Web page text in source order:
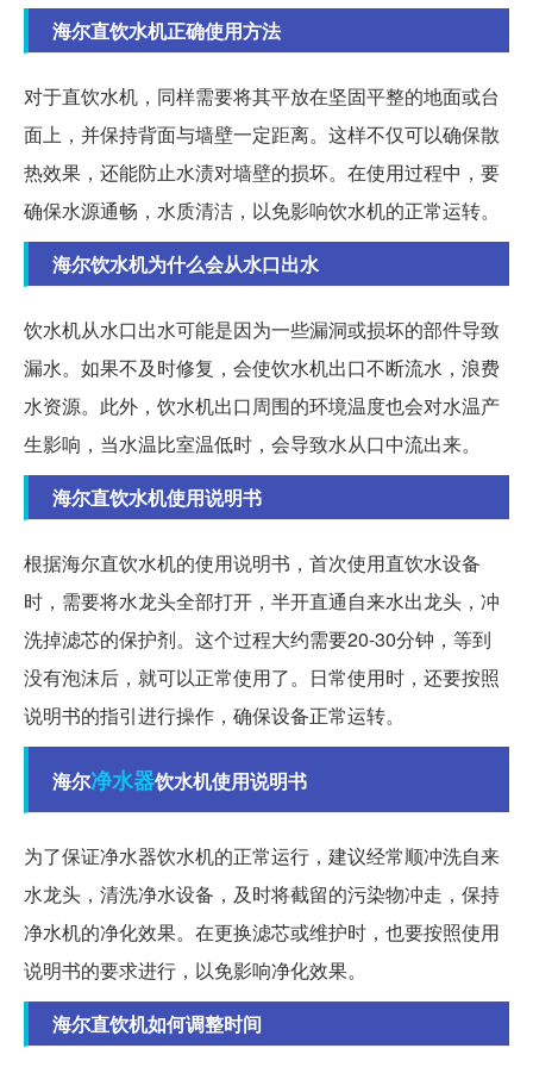
海尔直饮水机正确使用方法
对于直饮水机，同样需要将其平放在坚固平整的地面或台
面上，并保持背面与墙壁一定距离。这样不仅可以确保散
热效果，还能防止水渍对墙壁的损坏。在使用过程中，要
确保水源通畅，水质清洁，以免影响饮水机的正常运转。
海尔饮水机为什么会从水口出水
饮水机从水口出水可能是因为一些漏洞或损坏的部件导致
漏水。如果不及时修复，会使饮水机出口不断流水，浪费
水资源。此外，饮水机出口周围的环境温度也会对水温产
生影响，当水温比室温低时，会导致水从口中流出来。
海尔直饮水机使用说明书
根据海尔直饮水机的使用说明书，首次使用直饮水设备
时，需要将水龙头全部打开，半开直通自来水出龙头，冲
洗掉滤芯的保护剂。这个过程大约需要20-30分钟，等到
没有泡沫后，就可以正常使用了。日常使用时，还要按照
说明书的指引进行操作，确保设备正常运转。
海尔净水器饮水机使用说明书
为了保证净水器饮水机的正常运行，建议经常顺冲洗自来
水龙头，清洗净水设备，及时将截留的污染物冲走，保持
净水机的净化效果。在更换滤芯或维护时，也要按照使用
说明书的要求进行，以免影响净化效果。
海尔直饮机如何调整时间